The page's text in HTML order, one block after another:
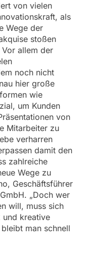
von vielen
als
Wege der
stoßen
allem der
noch nicht
hier große
wie
um Kunden
von
Mitarbeiter zu
verharren
damit den
zahlreiche
Wege zu
Geschäftsführer
„Doch wer
will, muss sich
und kreative
man schnell